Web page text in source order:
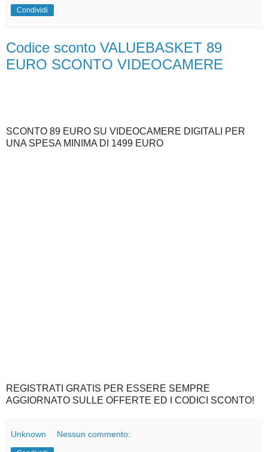
Condividi
Codice sconto VALUEBASKET 89
EURO SCONTO VIDEOCAMERE
SCONTO 89 EURO SU VIDEOCAMERE DIGITALI PER
UNA SPESA MINIMA DI 1499 EURO
REGISTRATI GRATIS PER ESSERE SEMPRE
AGGIORNATO SULLE OFFERTE ED I CODICI SCONTO!
Unknown Nessun commento: